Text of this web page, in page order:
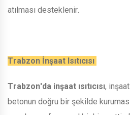
atılması desteklenir.
Trabzon İnşaat Isıtıcısı
Trabzon'da inşaat ısıtıcısı,
betonun doğru bir şekilde